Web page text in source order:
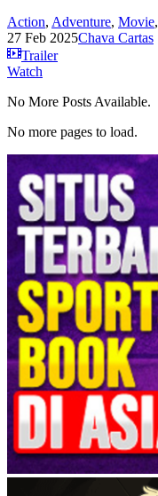
Action, Adventure, Movie,
27 Feb 2025Chava Cartas
Trailer
Watch
No More Posts Available.
No more pages to load.